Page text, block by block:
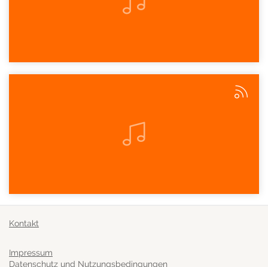
Kontakt
Impressum
Datenschutz und Nutzungsbedingungen